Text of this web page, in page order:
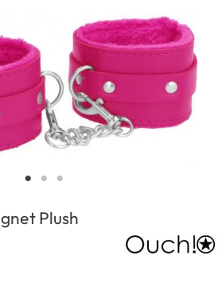
Plush